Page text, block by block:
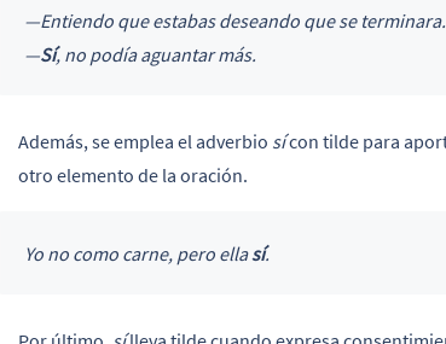
—Entiendo que estabas deseando que se terminara.
—Sí, no podía aguantar más.
Además, se emplea el adverbio sícon tilde para
otro elemento de la oración.
Yo no como carne, pero ellasí.